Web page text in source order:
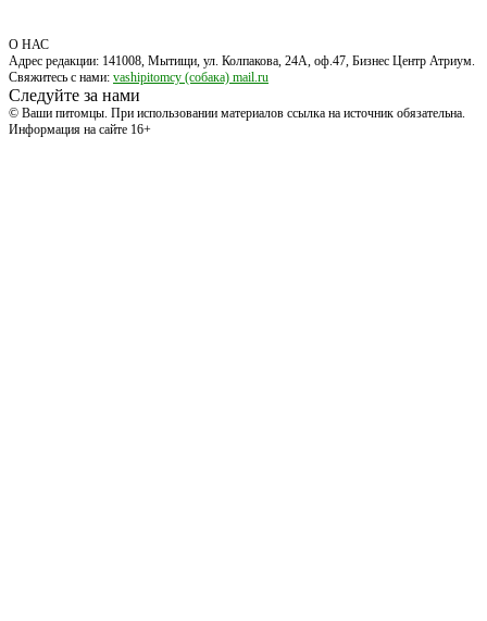
О НАС
Адрес редакции: 141008, Мытищи, ул. Колпакова, 24А, оф.47, Бизнес Центр Атриум.
Свяжитесь с нами: vashipitomcy (собака) mail.ru
Следуйте за нами
© Ваши питомцы. При использовании материалов ссылка на источник обязательна.
Информация на сайте 16+